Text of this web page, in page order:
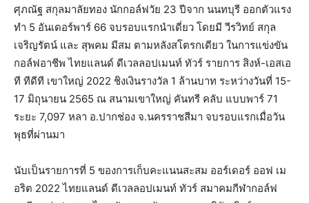
ศุภณัฐ สกุลมาลัยทอง นักกอล์ฟวัย 23 ปีจาก นนทบุรี ออกตัวแรง
ทำ 5 อันเดอร์พาร์ 66 จบรอบแรกนำเดี่ยว โดยมี วีรวิทย์ สกุล
เจริญรัตน์ และ สุพคม มีสม ตามหลังสโตรกเดียว ในการแข่งขัน
กอล์ฟอาชีพ ไทยแลนด์ ดีเวลลอปเมนท์ ทัวร์ รายการ สิงห์-เอสเอ
ที ทีดีที เขาใหญ่ 2022 ชิงเงินรางวัล 1 ล้านบาท ระหว่างวันที่ 15-
17 มิถุนายน 2565 ณ สนามเขาใหญ่ คันทรี คลับ แบบพาร์ 71
ระยะ 7,097 หลา อ.ปากช่อง จ.นครราชสีมา จบรอบแรกเมื่อวัน
พุธที่ผ่านมา
นับเป็นรายการที่ 5 ของการเก็บคะแนนสะสม ออร์เดอร์ ออฟ เม
อริต 2022 ไทยแลนด์ ดีเวลลอปเมนท์ ทัวร์ สมาคมกีฬากอล์ฟ